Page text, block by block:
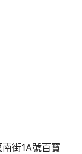
街1A號百寶